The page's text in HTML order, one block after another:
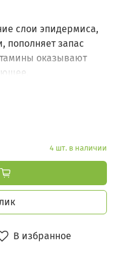
В избранное
слои эпидермиса,
пополняет запас
оказывают
защищает кожу от
4 шт. в наличии